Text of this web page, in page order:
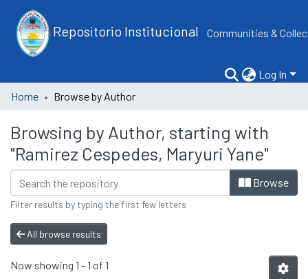
Repositorio Institucional Communities &
Log In
Home
Browse by Author
Browsing by Author, starting with
"Ramirez Cespedes, Maryuri Yane"
Browse
Filter results by typing the first few letters
All browse results
Now showing 1 - 1 of 1